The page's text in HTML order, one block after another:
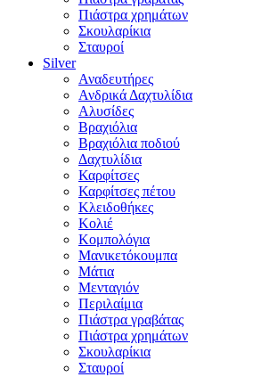
Πιάστρα χρημάτων
Σκουλαρίκια
Σταυροί
Silver
Αναδευτήρες
Ανδρικά Δαχτυλίδια
Αλυσίδες
Βραχιόλια
Βραχιόλια ποδιού
Δαχτυλίδια
Καρφίτσες
Καρφίτσες πέτου
Κλειδοθήκες
Κολιέ
Κομπολόγια
Μανικετόκουμπα
Μάτια
Μενταγιόν
Περιλαίμια
Πιάστρα γραβάτας
Πιάστρα χρημάτων
Σκουλαρίκια
Σταυροί